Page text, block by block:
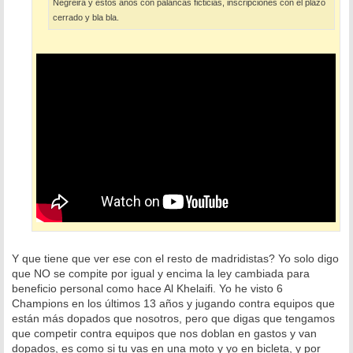
Negreira y estos años con palancas ficticias, inscripciones con el plazo
cerrado y bla bla.
Y que tiene que ver ese con el resto de madridistas? Yo solo digo
que NO se compite por igual y encima la ley cambiada para
beneficio personal como hace Al Khelaifi. Yo he visto 6
Champions en los últimos 13 años y jugando contra equipos que
están más dopados que nosotros, pero que digas que tengamos
que competir contra equipos que nos doblan en gastos y van
dopados, es como si tu vas en una moto y yo en bicleta, y por